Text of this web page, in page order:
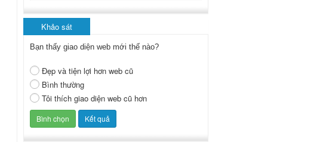
Khảo sát
Bạn thấy giao diện web mới thế nào?
Đẹp và tiện lợi hơn web cũ
Bình thường
Tôi thích giao diện web cũ hơn